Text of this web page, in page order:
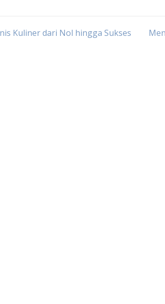
Kuliner dari Nol hingga Sukses